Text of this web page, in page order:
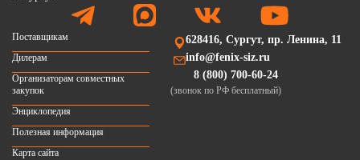
Поставщикам
Дилерам
Организаторам совместных
закупок
Энциклопедия
Полезная информация
Карта сайта
628416, Сургут, пр. Ленина, 11
info@fenix-siz.ru
8 (800) 700-60-24
(звонок по РФ бесплатный)